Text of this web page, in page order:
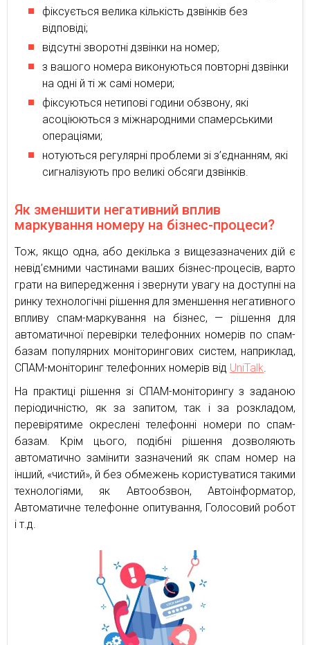
фіксується велика кількість дзвінків без
відповіді;
відсутні зворотні дзвінки на номер;
з вашого номера виконуються повторні дзвінки
на одні й ті ж самі номери;
фіксуються нетипові години обзвону, які
асоціюються з міжнародними спамерськими
операціями;
нотуються регулярні проблеми зі з’єднанням, які
сигналізують про великі обсяги дзвінків.
Як зменшити негативний вплив
маркування номеру на бізнес-процеси?
Тож, якщо одна, або декілька з вищезазначених дій є
невід’ємними частинами ваших бізнес-процесів, варто
грати на випередження і звернути увагу на доступні на
ринку технологічні рішення для зменшення негативного
впливу спам-маркування на бізнес, — рішення для
автоматичної перевірки телефонних номерів по спам-
базам популярних моніторингових систем, наприклад,
СПАМ-моніторинг телефонних номерів від UniTalk.
На практиці рішення зі CПАМ-моніторингу з заданою
періодичністю, як за запитом, так і за розкладом,
перевірятиме окреслені телефонні номери по спам-
базам. Крім цього, подібні рішення дозволяють
автоматично замінити зазначений як спам номер на
інший, «чистий», й без обмежень користуватися такими
технологіями, як Автообзвон, Автоінформатор,
Автоматичне телефонне опитування, Голосовий робот
і т.д.